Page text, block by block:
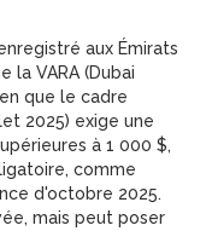
aux Émirats
la VARA (Dubai
que le cadre
2025) exige une
à 1 000 $,
comme
d'octobre 2025.
mais peut poser